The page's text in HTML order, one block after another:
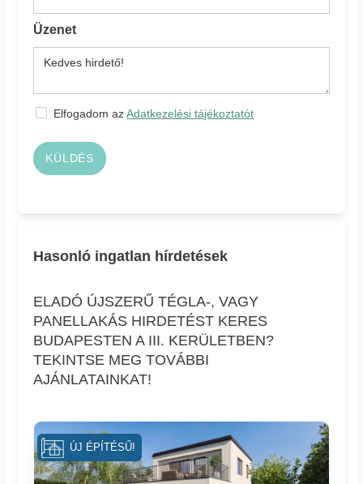
Üzenet
Elfogadom azAdatkezelési tájékoztatót
KÜLDÉS
Hasonló ingatlan hírdetések
ELADÓ ÚJSZERŰ TÉGLA-, VAGY
PANELLAKÁS HIRDETÉST KERES
BUDAPESTEN A III. KERÜLETBEN?
TEKINTSE MEG TOVÁBBI
AJÁNLATAINKAT!
ÚJ ÉPÍTÉSŰ!